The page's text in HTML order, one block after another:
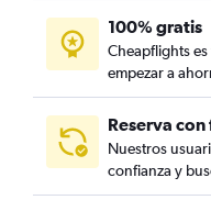
100% gratis
Cheapflights
empezar a
Reserva
Nuestros
confianza y